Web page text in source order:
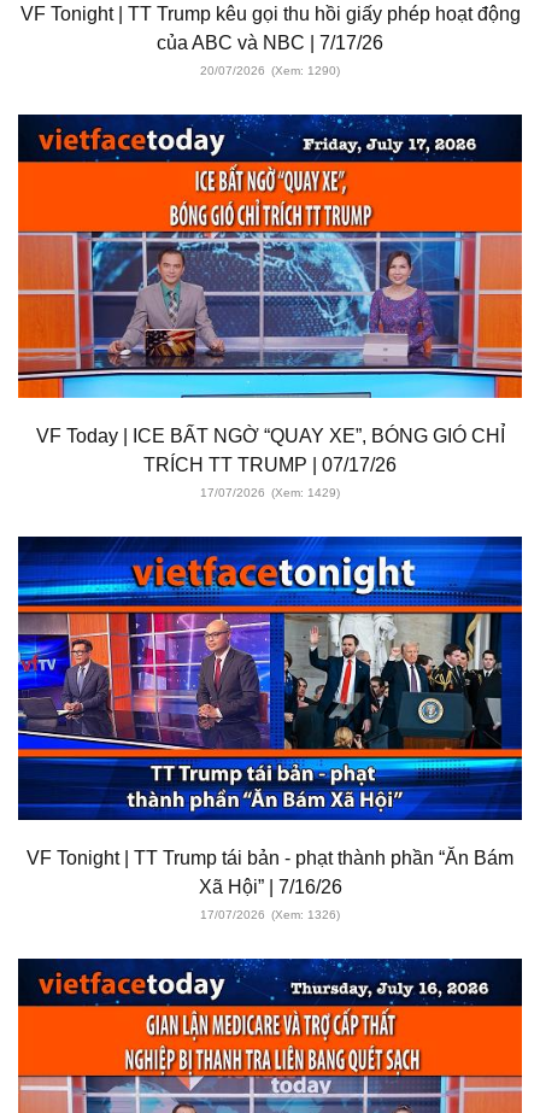
VF Tonight | TT Trump kêu gọi thu hồi giấy phép hoạt động
của ABC và NBC | 7/17/26
20/07/2026 (Xem: 1290)
VF Today | ICE BẤT NGỜ “QUAY XE”, BÓNG GIÓ CHỈ
TRÍCH TT TRUMP | 07/17/26
17/07/2026 (Xem: 1429)
VF Tonight | TT Trump tái bản - phạt thành phần “Ăn Bám
Xã Hội” | 7/16/26
17/07/2026 (Xem: 1326)